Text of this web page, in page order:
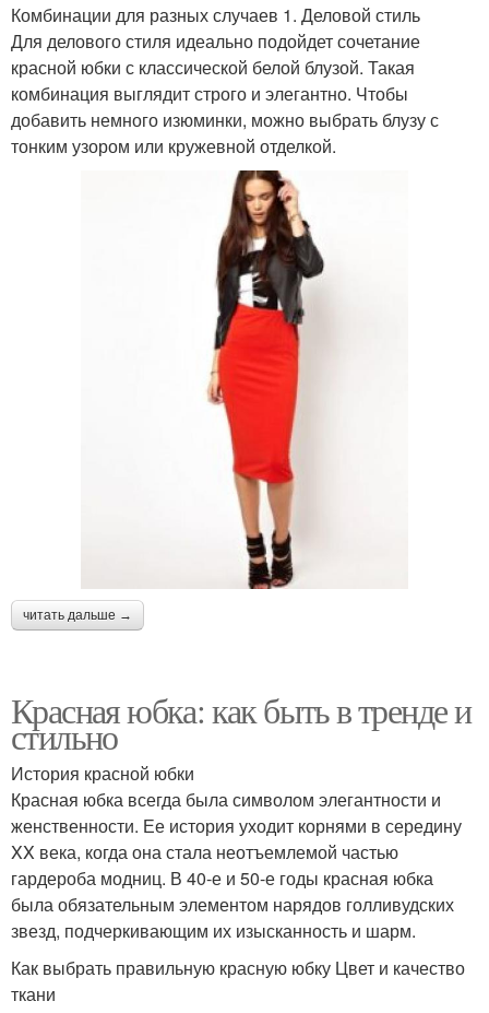
Комбинации для разных случаев 1. Деловой стиль
Для делового стиля идеально подойдет сочетание
красной юбки с классической белой блузой. Такая
комбинация выглядит строго и элегантно. Чтобы
добавить немного изюминки, можно выбрать блузу с
тонким узором или кружевной отделкой.
читать дальше →
Красная юбка: как быть в тренде и
стильно
История красной юбки
Красная юбка всегда была символом элегантности и
женственности. Ее история уходит корнями в середину
XX века, когда она стала неотъемлемой частью
гардероба модниц. В 40-е и 50-е годы красная юбка
была обязательным элементом нарядов голливудских
звезд, подчеркивающим их изысканность и шарм.
Как выбрать правильную красную юбку Цвет и качество
ткани